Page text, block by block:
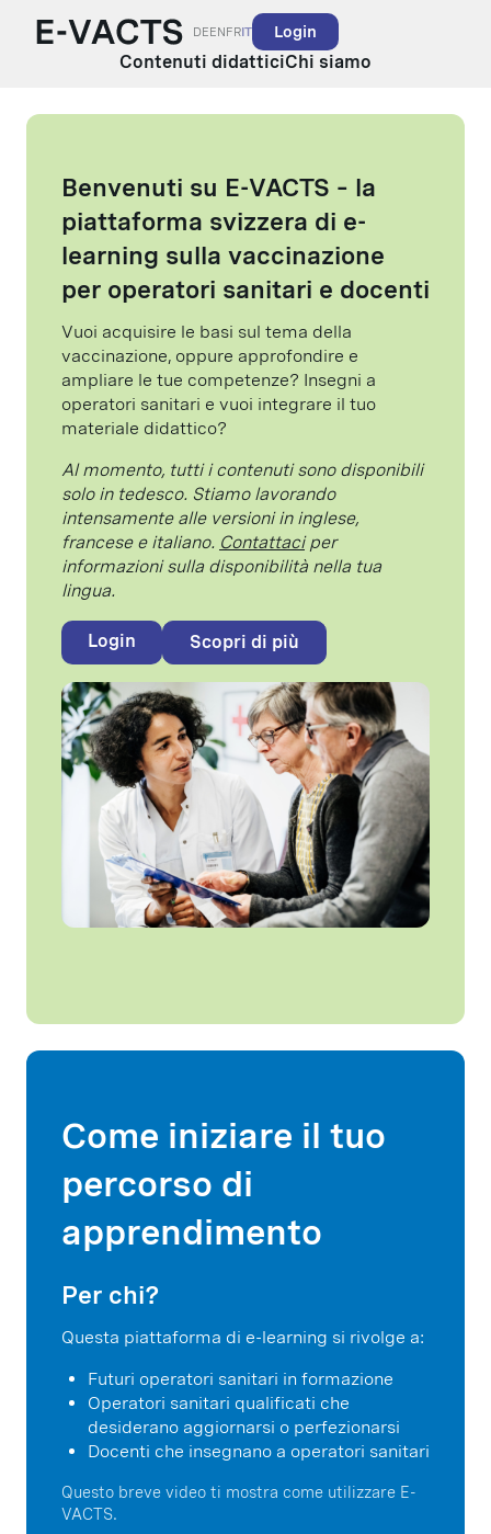
Contenuti didatticiChi siamo
DEENFRIT Login
Benvenuti su E-VACTS – la
piattaforma svizzera di e-
learning sulla vaccinazione
per operatori sanitari e docenti
Vuoi acquisire le basi sul tema della
vaccinazione, oppure approfondire e
ampliare le tue competenze? Insegni a
operatori sanitari e vuoi integrare il tuo
materiale didattico?
Al momento, tutti i contenuti sono disponibili
solo in tedesco. Stiamo lavorando
intensamente alle versioni in inglese,
francese e italiano. Contattaciper
informazioni sulla disponibilità nella tua
lingua.
Login Scopri di più
Come iniziare il tuo
percorso di
apprendimento
Per chi?
Questa piattaforma di e-learning si rivolge a:
Futuri operatori sanitari in formazione
Operatori sanitari qualificati che
desiderano aggiornarsi o perfezionarsi
Docenti che insegnano a operatori sanitari
Questo breve video ti mostra come utilizzare E-
VACTS.